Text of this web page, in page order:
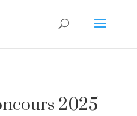
2025